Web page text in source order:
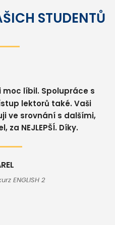
STUDENTŮ
moc líbil. Spolupráce s
lektorů také. Vaši
ve srovnání s dalšími,
za NEJLEPŠÍ. Díky.
ENGLISH 2